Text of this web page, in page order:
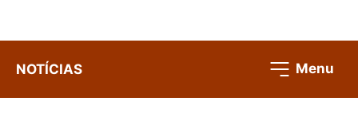
NOTÍCIAS Menu